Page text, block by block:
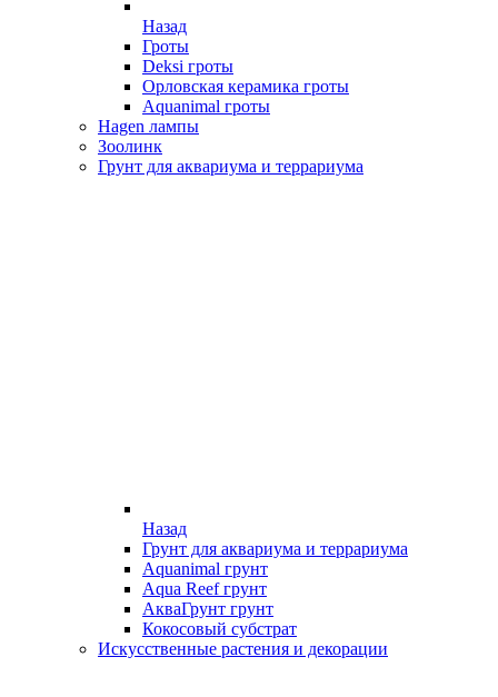
Назад
Гроты
Deksi гроты
Орловская керамика гроты
Aquanimal гроты
Hagen лампы
Зоолинк
Грунт для аквариума и террариума
Назад
Грунт для аквариума и террариума
Aquanimal грунт
Aqua Reef грунт
АкваГрунт грунт
Кокосовый субстрат
Искусственные растения и декорации